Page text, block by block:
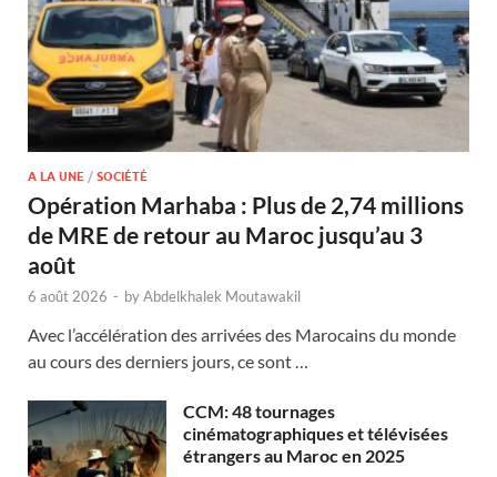
A LA UNE / SOCIÉTÉ
Opération Marhaba : Plus de 2,74 millions
de MRE de retour au Maroc jusqu’au 3
août
6 août 2026 - byAbdelkhalek Moutawakil
Avec l’accélération des arrivées des Marocains du monde
au cours des derniers jours, ce sont …
CCM: 48 tournages
cinématographiques et télévisées
étrangers au Maroc en 2025